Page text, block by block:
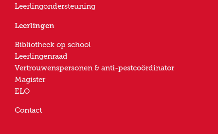
Leerlingondersteuning
Leerlingen
Bibliotheek op school
Leerlingenraad
Vertrouwenspersonen & anti-pestcoördinator
Magister
ELO
Contact